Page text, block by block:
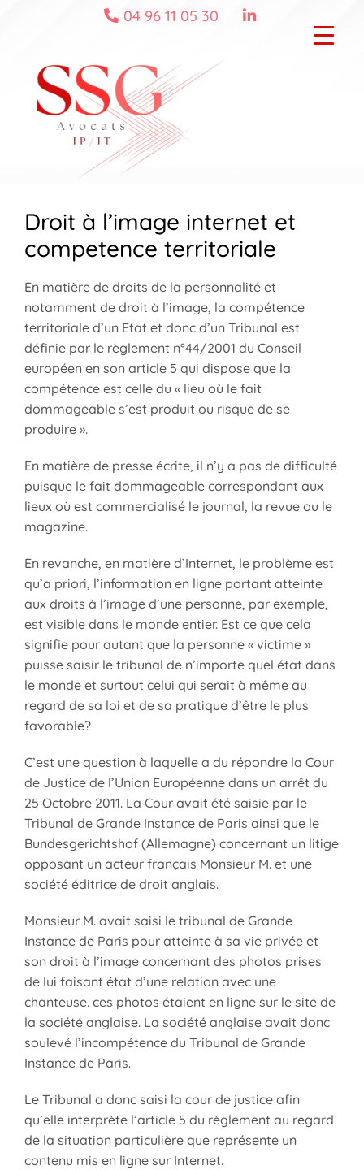
04 96 11 05 30
Droit à l’image internet et
competence territoriale
En matière de droits de la personnalité et
notamment de droit à l’image, la compétence
territoriale d’un Etat et donc d’un Tribunal est
définie par le règlement n°44/2001 du Conseil
européen en son article 5 qui dispose que la
compétence est celle du « lieu où le fait
dommageable s’est produit ou risque de se
produire ».
En matière de presse écrite, il n’y a pas de difficulté
puisque le fait dommageable correspondant aux
lieux où est commercialisé le journal, la revue ou le
magazine.
En revanche, en matière d’Internet, le problème est
qu’a priori, l’information en ligne portant atteinte
aux droits à l’image d’une personne, par exemple,
est visible dans le monde entier. Est ce que cela
signifie pour autant que la personne « victime »
puisse saisir le tribunal de n’importe quel état dans
le monde et surtout celui qui serait à même au
regard de sa loi et de sa pratique d’être le plus
favorable?
C’est une question à laquelle a du répondre la Cour
de Justice de l’Union Européenne dans un arrêt du
25 Octobre 2011. La Cour avait été saisie par le
Tribunal de Grande Instance de Paris ainsi que le
Bundesgerichtshof (Allemagne) concernant un litige
opposant un acteur français Monsieur M. et une
société éditrice de droit anglais.
Monsieur M. avait saisi le tribunal de Grande
Instance de Paris pour atteinte à sa vie privée et
son droit à l’image concernant des photos prises
de lui faisant état d’une relation avec une
chanteuse. ces photos étaient en ligne sur le site de
la société anglaise. La société anglaise avait donc
soulevé l’incompétence du Tribunal de Grande
Instance de Paris.
Le Tribunal a donc saisi la cour de justice afin
qu’elle interprète l’article 5 du règlement au regard
de la situation particulière que représente un
contenu mis en ligne sur Internet.